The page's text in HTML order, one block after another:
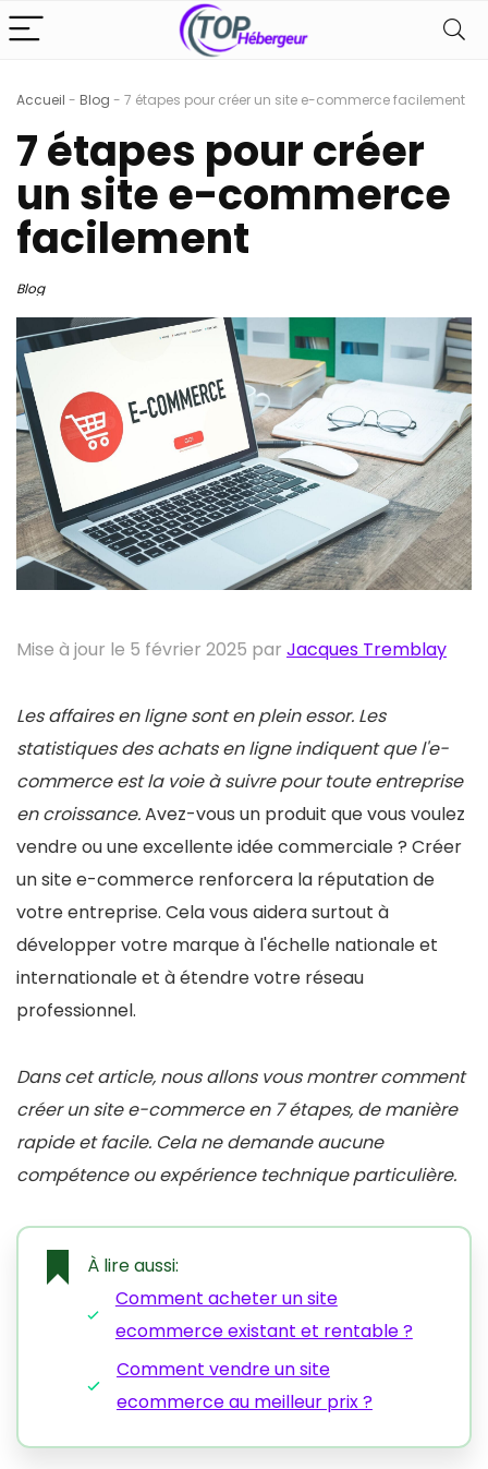
Accueil - Blog - 7 étapes pour créer un site e-commerce facilement
7 étapes pour créer
un site e-commerce
facilement
Blog
Mise à jour le 5 février 2025 par Jacques Tremblay
Les affaires en ligne sont en plein essor. Les
statistiques des achats en ligne indiquent que l'e-
commerce est la voie à suivre pour toute entreprise
en croissance.Avez-vous un produit que vous voulez
vendre ou une excellente idée commerciale ? Créer
un site e-commerce renforcera la réputation de
votre entreprise. Cela vous aidera surtout à
développer votre marque à l'échelle nationale et
internationale et à étendre votre réseau
professionnel.
Dans cet article, nous allons vous montrer comment
créer un site e-commerce en 7 étapes, de manière
rapide et facile. Cela ne demande aucune
compétence ou expérience technique particulière.
À lire aussi:
Comment acheter un site
ecommerce existant et rentable ?
Comment vendre un site
ecommerce au meilleur prix ?